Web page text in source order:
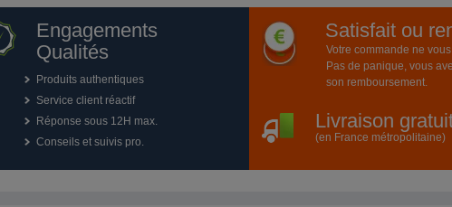
Engagements
Qualités
Produits authentiques
Service client réactif
Réponse sous 12H max.
Conseils et suivis pro.
Satisfait ou
Votre commande ne
Pas de panique, vous
son remboursement.
Livraison
(en France métropolitaine)